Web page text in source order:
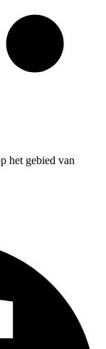
het gebied van